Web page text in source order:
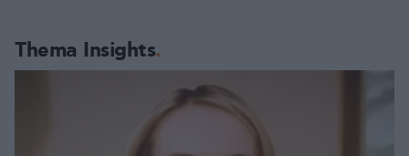
Thema Insights